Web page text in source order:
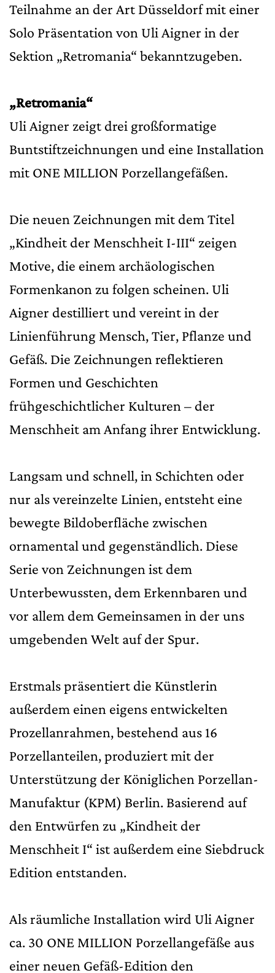
Teilnahme an der Art Düsseldorf mit einer
Solo Präsentation von Uli Aigner in der
Sektion „Retromania“ bekanntzugeben.
„Retromania“
Uli Aigner zeigt drei großformatige
Buntstiftzeichnungen und eine Installation
mit ONE MILLION Porzellangefäßen.
Die neuen Zeichnungen mit dem Titel
„Kindheit der Menschheit I-III“ zeigen
Motive, die einem archäologischen
Formenkanon zu folgen scheinen. Uli
Aigner destilliert und vereint in der
Linienführung Mensch, Tier, Pflanze und
Gefäß. Die Zeichnungen reflektieren
Formen und Geschichten
frühgeschichtlicher Kulturen – der
Menschheit am Anfang ihrer Entwicklung.
Langsam und schnell, in Schichten oder
nur als vereinzelte Linien, entsteht eine
bewegte Bildoberfläche zwischen
ornamental und gegenständlich. Diese
Serie von Zeichnungen ist dem
Unterbewussten, dem Erkennbaren und
vor allem dem Gemeinsamen in der uns
umgebenden Welt auf der Spur.
Erstmals präsentiert die Künstlerin
außerdem einen eigens entwickelten
Prozellanrahmen, bestehend aus 16
Porzellanteilen, produziert mit der
Unterstützung der Königlichen Porzellan-
Manufaktur (KPM) Berlin. Basierend auf
den Entwürfen zu „Kindheit der
Menschheit I“ ist außerdem eine Siebdruck
Edition entstanden.
Als räumliche Installation wird Uli Aigner
ca. 30 ONE MILLION Porzellangefäße aus
einer neuen Gefäß-Edition den